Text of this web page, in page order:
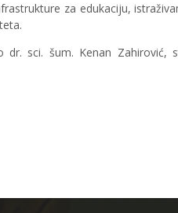
za edukaciju,
sci. šum. Kenan Zahirović,